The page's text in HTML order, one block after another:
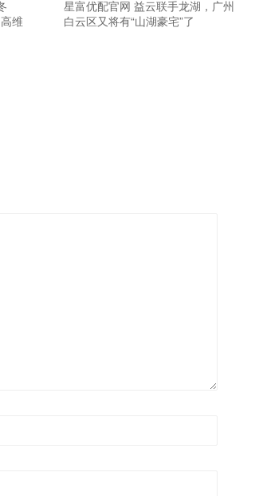
维
星富优配官网 益云联手龙湖，广州
白云区又将有“山湖豪宅”了